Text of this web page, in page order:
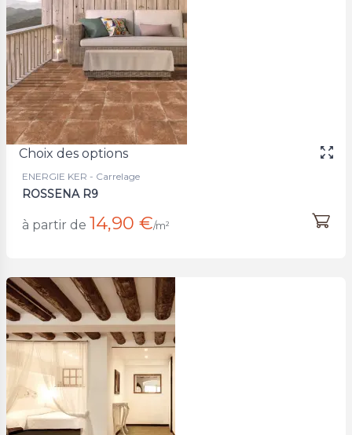
Choix des options
ENERGIE KER - Carrelage
ROSSENA R9
à partir de 14,90 €/m²